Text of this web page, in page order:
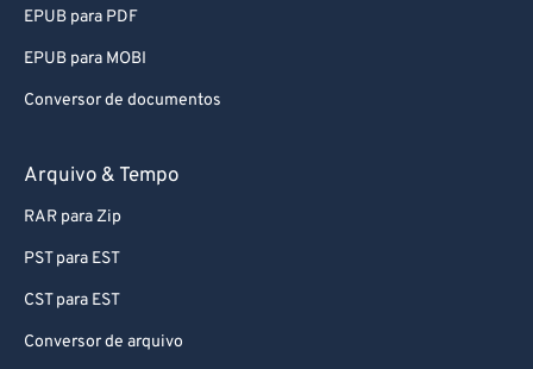
EPUB para PDF
EPUB para MOBI
Conversor de documentos
Arquivo & Tempo
RAR para Zip
PST para EST
CST para EST
Conversor de arquivo